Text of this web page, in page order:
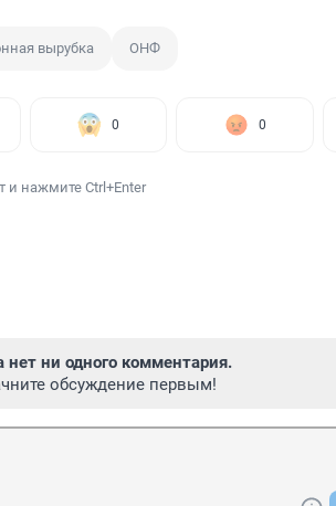
вырубка ОНФ
0 0
и нажмите Ctrl+Enter
нет ни одного комментария.
обсуждение первым!